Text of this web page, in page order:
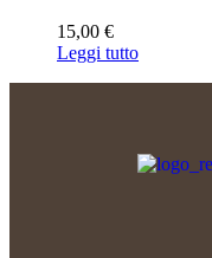
15,00 €
Leggi tutto